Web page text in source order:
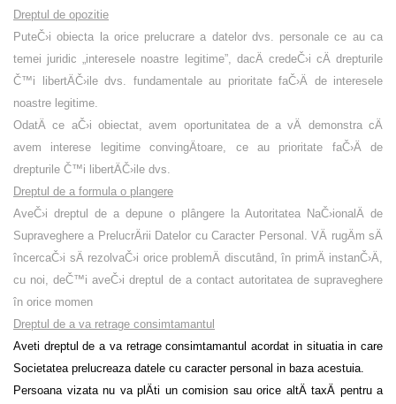
Dreptul de opozitie
PuteČ›i obiecta la orice prelucrare a datelor dvs. personale ce au ca
temei juridic „interesele noastre legitime”, dacÄ credeČ›i cÄ drepturile
Č™i libertÄČ›ile dvs. fundamentale au prioritate faČ›Ä de interesele
noastre legitime.
OdatÄ ce aČ›i obiectat, avem oportunitatea de a vÄ demonstra cÄ
avem interese legitime convingÄtoare, ce au prioritate faČ›Ä de
drepturile Č™i libertÄČ›ile dvs.
Dreptul de a formula o plangere
AveČ›i dreptul de a depune o plângere la Autoritatea NaČ›ionalÄ de
Supraveghere a PrelucrÄrii Datelor cu Caracter Personal. VÄ rugÄm sÄ
încercaČ›i sÄ rezolvaČ›i orice problemÄ discutând, în primÄ instanČ›Ä,
cu noi, deČ™i aveČ›i dreptul de a contact autoritatea de supraveghere
în orice momen
Dreptul de a va retrage consimtamantul
Aveti dreptul de a va retrage consimtamantul acordat in situatia in care
Societatea prelucreaza datele cu caracter personal in baza acestuia.
Persoana vizata nu va plÄti un comision sau orice altÄ taxÄ pentru a